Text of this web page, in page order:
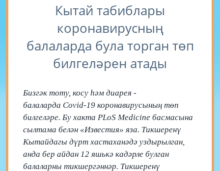
Кытай табиблары
коронавирусның
балаларда була торган төп
билгеләрен атады
Бизгәк тоту, косу һәм диарея -
балаларда Covid-19 коронавирусының төп
билгеләре. Бу хакта PLoS Medicine басмасына
сылтама белән «Известия» яза. Тикшеренү
Кытайдагы дүрт хастаханәдә уздырылган,
анда бер айдан 12 яшькә кадәрле булган
балаларны тикшергәннәр. Тикшеренү